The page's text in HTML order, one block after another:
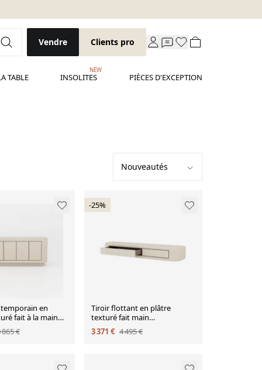
Vendre Clients pro
TABLE INSOLITES
NEW
PIÈCES D'EXCEPTION
en
fait à la main
en noyer
865 €
-25%
Tiroir flottant en plâtre
texturé fait main
contemporain avec intérieur
en noyer
3 371 € 4 495 €